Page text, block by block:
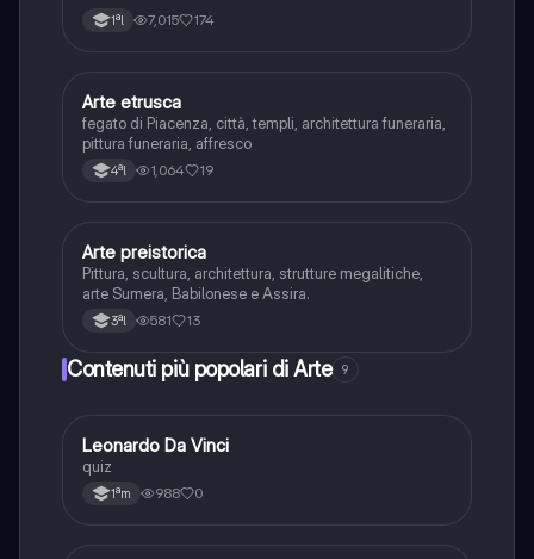
1ªl 7,015 174
Arte
Arte etrusca
fegato di Piacenza, città, templi, architettura funeraria,
pittura funeraria, affresco
4ªl 1,064 19
Arte
Arte preistorica
Pittura, scultura, architettura, strutture megalitiche,
arte Sumera, Babilonese e Assira.
3ªl 581 13
Contenuti più popolari di Arte 9
LArte
Leonardo Da Vinci
quiz
1ªm 988 0